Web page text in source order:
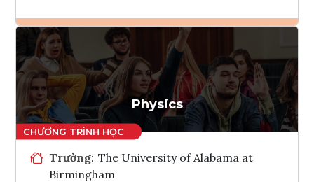
Ghi danh
Tham vấn Interlink
Physics
Trường: The University of Alabama at
Birmingham